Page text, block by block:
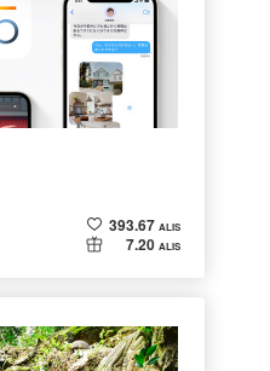
393.67 ALIS
7.20 ALIS